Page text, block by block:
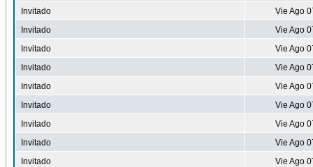
Invitado
Vie Ago
Invitado
Vie Ago
Invitado
Vie Ago
Invitado
Vie Ago
Invitado
Vie Ago
Invitado
Vie Ago
Invitado
Vie Ago
Invitado
Vie Ago
Invitado
Vie Ago